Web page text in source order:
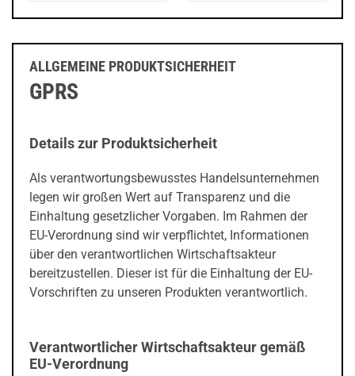
ALLGEMEINE PRODUKTSICHERHEIT
GPRS
Details zur Produktsicherheit
Als verantwortungsbewusstes Handelsunternehmen
legen wir großen Wert auf Transparenz und die
Einhaltung gesetzlicher Vorgaben. Im Rahmen der
EU-Verordnung sind wir verpflichtet, Informationen
über den verantwortlichen Wirtschaftsakteur
bereitzustellen. Dieser ist für die Einhaltung der EU-
Vorschriften zu unseren Produkten verantwortlich.
Verantwortlicher Wirtschaftsakteur gemäß
EU-Verordnung